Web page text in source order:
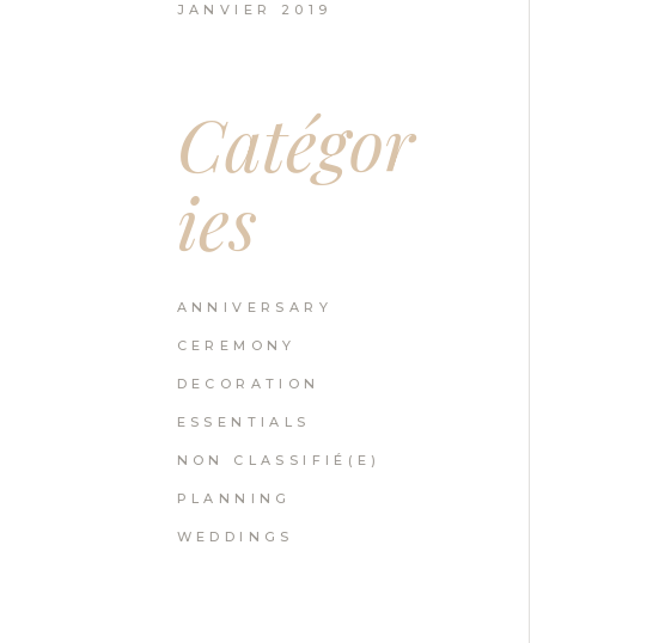
JANVIER 2019
Catégor
ies
ANNIVERSARY
CEREMONY
DECORATION
ESSENTIALS
NON CLASSIFIÉ(E)
PLANNING
WEDDINGS